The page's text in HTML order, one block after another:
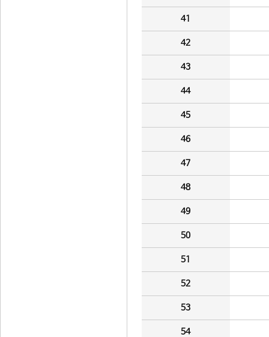
41
42
43
44
45
46
47
48
49
50
51
52
53
54